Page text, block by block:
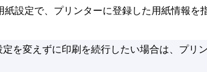
紙設定で、プリンターに登録した用紙情報を
を変えずに印刷を続行したい場合は、プリ